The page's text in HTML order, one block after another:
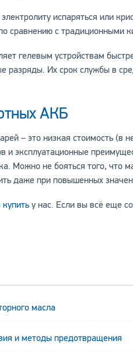
испаряться или
сравнению с традиционными
гелевым устройствам
разряды. Их срок службы в
АКБ
– это низкая стоимость (в
и эксплуатационные
Можно не бояться того, что
даже при повышенных
у нас. Если вы всё еще
масла
и методы предотвращения